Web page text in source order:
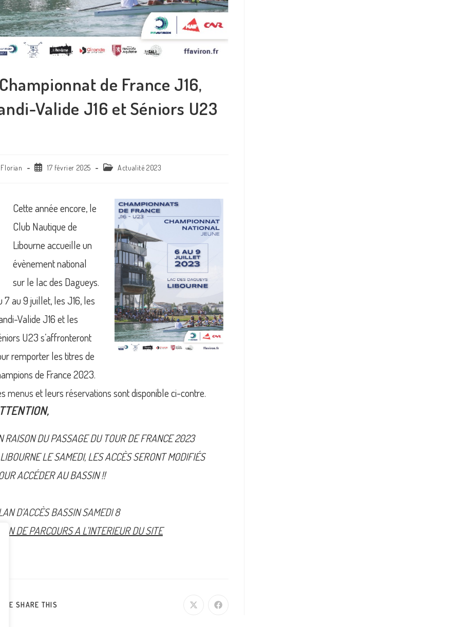
de France J16,
Valide J16 et Séniors U23
Florian 17 février 2025 Actualité 2023
Cette année encore, le
Club Nautique de
Libourne accueille un
évènement national
sur le lac des Dagueys.
7 au 9 juillet, les J16, les
Valide J16 et les
U23 s’affronteront
remporter les titres de
de France 2023.
menuset leursréservationssont disponible ci-contre.
,
RAISON DU PASSAGE DU TOUR DE FRANCE 2023
LE SAMEDI, LES ACCÈS SERONT MODIFIÉS
ACCÉDER AU BASSIN !!
D’ACCÈS BASSIN SAMEDI 8
DE PARCOURS A L’INTERIEUR DU SITE
SHARE THIS